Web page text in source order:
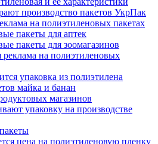
производство пакетов УкрПак
на полиэтиленовых пакетах
пакеты для аптек
пакеты для зоомагазинов
реклама на полиэтиленовых
упаковка из полиэтилена
майка и банан
магазинов
упаковку на производстве
цена на полиэтиленовую пленку